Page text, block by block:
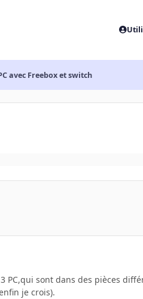
avec Freebox et switch
sont dans des pièces
je crois).